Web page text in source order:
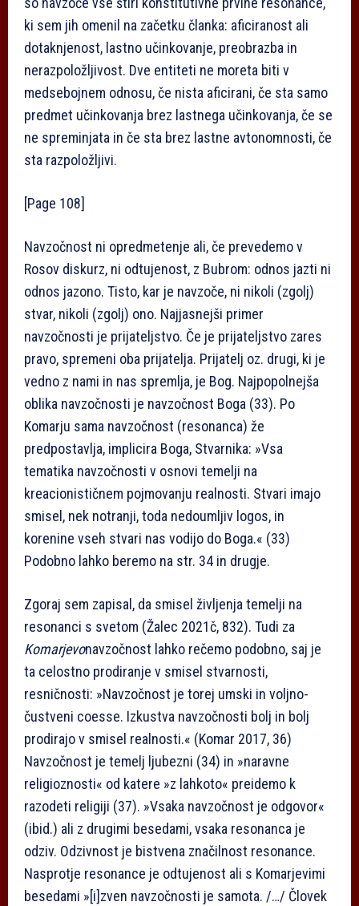
ki sem jih omenil na začetku članka: aficiranost ali
dotaknjenost, lastno učinkovanje, preobrazba in
nerazpoložljivost. Dve entiteti ne moreta biti v
medsebojnem odnosu, če nista aficirani, če sta samo
predmet učinkovanja brez lastnega učinkovanja, če se
ne spreminjata in če sta brez lastne avtonomnosti, če
sta razpoložljivi.
[Page 108]
Navzočnost ni opredmetenje ali, če prevedemo v
Rosov diskurz, ni odtujenost, z Bubrom: odnos jaz­ti ni
odnos jaz­ono. Tisto, kar je navzoče, ni nikoli (zgolj)
stvar, nikoli (zgolj) ono. Najjasnejši primer
navzočnosti je prijateljstvo. Če je prijateljstvo zares
pravo, spremeni oba prijatelja. Prijatelj oz. drugi, ki je
vedno z nami in nas spremlja, je Bog. Najpopolnejša
oblika navzočnosti je navzočnost Boga (33). Po
Komarju sama navzočnost (resonanca) že
predpostavlja, implicira Boga, Stvarnika: »Vsa
tematika navzočnosti v osnovi temelji na
kreacionističnem pojmovanju realnosti. Stvari imajo
smisel, nek notranji, toda nedoumljiv logos, in
korenine vseh stvari nas vodijo do Boga.« (33)
Podobno lahko beremo na str. 34 in drugje.
Zgoraj sem zapisal, da smisel življenja temelji na
resonanci s svetom (Žalec 2021č, 832). Tudi za
Komarjevonavzočnost lahko rečemo podobno, saj je
ta celostno prodiranje v smisel stvarnosti,
resničnosti: »Navzočnost je torej umski in voljno­
čustveni co­esse. Izkustva navzočnosti bolj in bolj
prodirajo v smisel realnosti.« (Komar 2017, 36)
Navzočnost je temelj ljubezni (34) in »naravne
religioznosti« od katere »z lahkoto« preidemo k
razodeti religiji (37). »Vsaka navzočnost je odgovor«
(ibid.) ali z drugimi besedami, vsaka resonanca je
odziv. Odzivnost je bistvena značilnost resonance.
Nasprotje resonance je odtujenost ali s Komarjevimi
besedami »[i]zven navzočnosti je samota. /…/ Človek